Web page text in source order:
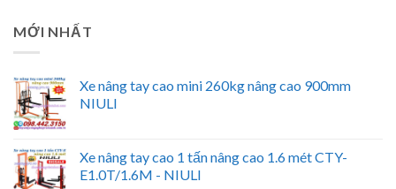
MỚI NHẤT
Xe nâng tay cao mini 260kg nâng cao 900mm
NIULI
Xe nâng tay cao 1 tấn nâng cao 1.6 mét CTY-
E1.0T/1.6M - NIULI